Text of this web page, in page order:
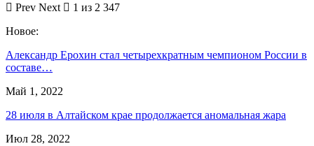
Prev Next
1 из 2 347
Новое:
Александр Ерохин стал четырехкратным чемпионом России в
составе…
Май 1, 2022
28 июля в Алтайском крае продолжается аномальная жара
Июл 28, 2022